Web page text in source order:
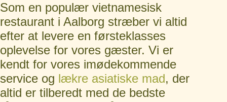
Som en populær vietnamesisk
restaurant i Aalborg stræber vi altid
efter at levere en førsteklasses
oplevelse for vores gæster. Vi er
kendt for vores imødekommende
service og lækre asiatiske mad, der
altid er tilberedt med de bedste